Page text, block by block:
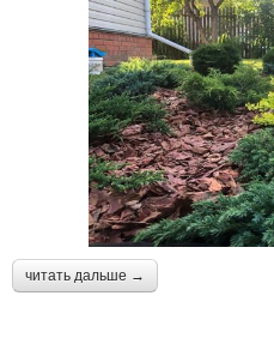
читать дальше →